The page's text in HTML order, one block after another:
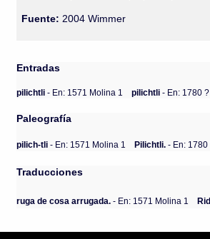
Fuente: 2004 Wimmer
Entradas
pilichtli- En: 1571 Molina 1 pilichtli- En: 1780
Paleografía
pilich-tli - En: 1571 Molina 1 Pilichtli. - En: 1780
Traducciones
ruga de cosa arrugada. - En: 1571 Molina 1